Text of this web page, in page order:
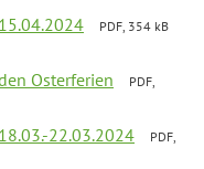
PDF, 354 kB
Osterferien
PDF,
22.03.2024
PDF,